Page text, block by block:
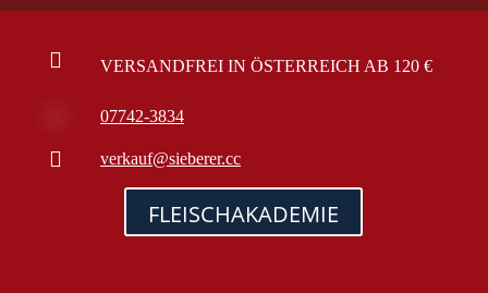
 VERSANDFREI IN ÖSTERREICH AB 120 €
07742-3834
 verkauf@sieberer.cc
FLEISCHAKADEMIE